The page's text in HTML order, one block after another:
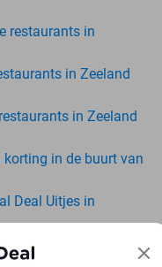
restaurants in
in Zeeland
in Zeeland
in de buurt van
Deal Uitjes in
Deal in de buurt